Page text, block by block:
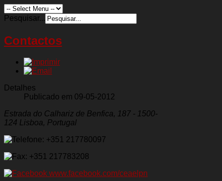
Pesquisar...
Contactos
Detalhes
Publicado em 09-05-2012
Estrada do Calhariz de Benfica, 187 - 1500-
124 Lisboa, Portugal
+351 217780097
+351 217783208
www.facebook.com/ceaelpn